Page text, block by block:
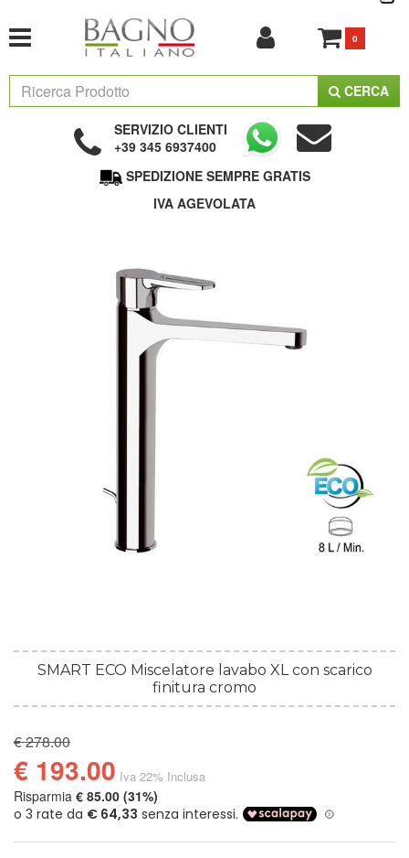
0
CERCA
SERVIZIO CLIENTI
+39 345 6937400
SPEDIZIONE SEMPRE GRATIS
IVA AGEVOLATA
SMART ECO Miscelatore lavabo XL con scarico
finitura cromo
€ 278.00
€ 193.00 Iva 22% Inclusa
Risparmia € 85.00 (31%)